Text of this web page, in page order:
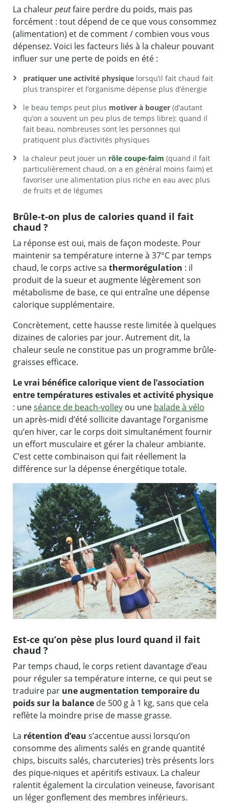
La chaleurpeutfaire perdre du poids, mais pas
forcément : tout dépend de ce que vous consommez
(alimentation) et de comment / combien vous vous
dépensez. Voici les facteurs liés à la chaleur pouvant
influer sur une perte de poids en été :
pratiquer une activité physique lorsqu’il fait chaud fait
plus transpirer et l’organisme dépense plus d’énergie
le beau temps peut plus motiver à bouger (d’autant
qu’on a souvent un peu plus de temps libre): quand il
fait beau, nombreuses sont les personnes qui
pratiquent plus d’activités physiques
la chaleur peut jouer un rôle coupe-faim (quand il fait
particulièrement chaud, on a en général moins faim) et
favoriser une alimentation plus riche en eau avec plus
de fruits et de légumes
Brûle-t-on plus de calories quand il fait
chaud ?
La réponse est oui, mais de façon modeste. Pour
maintenir sa température interne à 37°C par temps
chaud, le corps active sa thermorégulation : il
produit de la sueur et augmente légèrement son
métabolisme de base, ce qui entraîne une dépense
calorique supplémentaire.
Concrètement, cette hausse reste limitée à quelques
dizaines de calories par jour. Autrement dit, la
chaleur seule ne constitue pas un programme brûle-
graisses efficace.
Le vrai bénéfice calorique vient de l’association
entre températures estivales et activité physique
: uneséance de beach-volley ou une balade à vélo
un après-midi d’été sollicite davantage l’organisme
qu’en hiver, car le corps doit simultanément fournir
un effort musculaire et gérer la chaleur ambiante.
C’est cette combinaison qui fait réellement la
différence sur la dépense énergétique totale.
Est-ce qu’on pèse plus lourd quand il fait
chaud ?
Par temps chaud, le corps retient davantage d’eau
pour réguler sa température interne, ce qui peut se
traduire par une augmentation temporaire du
poids sur la balance de 500 g à 1 kg, sans que cela
reflète la moindre prise de masse grasse.
La rétention d’eau s’accentue aussi lorsqu’on
consomme des aliments salés en grande quantité
chips, biscuits salés, charcuteries) très présents lors
des pique-niques et apéritifs estivaux. La chaleur
ralentit également la circulation veineuse, favorisant
un léger gonflement des membres inférieurs.